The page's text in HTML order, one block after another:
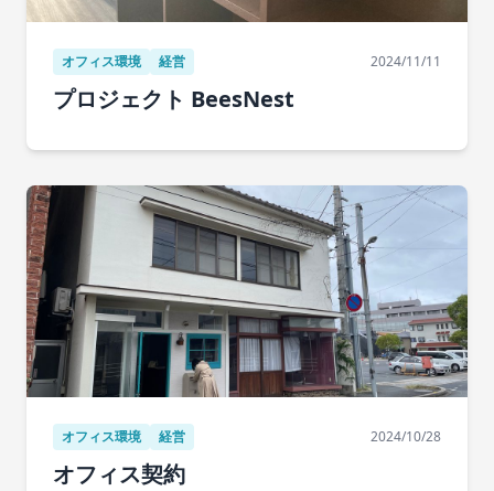
オフィス環境 経営 2024/11/11
プロジェクト BeesNest
オフィス環境 経営 2024/10/28
オフィス契約